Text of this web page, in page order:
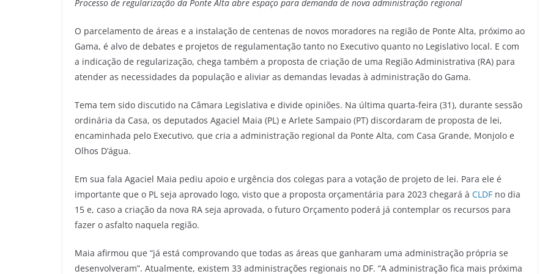
Processo de regularização da Ponte Alta abre espaço para demanda de nova administração regional
O parcelamento de áreas e a instalação de centenas de novos moradores na região de Ponte Alta, próximo ao
Gama, é alvo de debates e projetos de regulamentação tanto no Executivo quanto no Legislativo local. E com
a indicação de regularização, chega também a proposta de criação de uma Região Administrativa (RA) para
atender as necessidades da população e aliviar as demandas levadas à administração do Gama.
Tema tem sido discutido na Câmara Legislativa e divide opiniões. Na última quarta-feira (31), durante sessão
ordinária da Casa, os deputados Agaciel Maia (PL) e Arlete Sampaio (PT) discordaram de proposta de lei,
encaminhada pelo Executivo, que cria a administração regional da Ponte Alta, com Casa Grande, Monjolo e
Olhos D’água.
Em sua fala Agaciel Maia pediu apoio e urgência dos colegas para a votação de projeto de lei. Para ele é
importante que o PL seja aprovado logo, visto que a proposta orçamentária para 2023 chegará à CLDF no dia
15 e, caso a criação da nova RA seja aprovada, o futuro Orçamento poderá já contemplar os recursos para
fazer o asfalto naquela região.
Maia afirmou que “já está comprovando que todas as áreas que ganharam uma administração própria se
desenvolveram”. Atualmente, existem 33 administrações regionais no DF. “A administração fica mais próxima